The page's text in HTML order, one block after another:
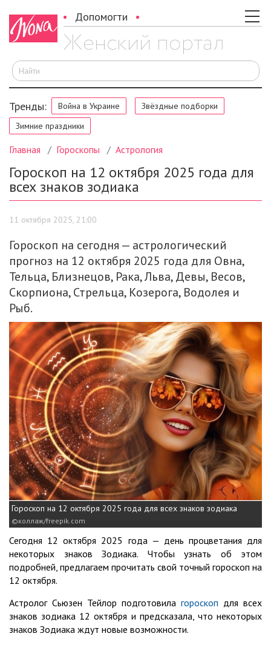
Допомогти
Тренды: Война в Украине
Звёздные подборки
Зимние праздники
Главная Гороскопы Астрология
Гороскоп на 12 октября 2025 года для
всех знаков зодиака
11 октября 2025, 21:00
Гороскоп на сегодня — астрологический
прогноз на 12 октября 2025 года для Овна,
Тельца, Близнецов, Рака, Льва, Девы, Весов,
Скорпиона, Стрельца, Козерога, Водолея и
Рыб.
Гороскоп на 12 октября 2025 года для всех знаков зодиака
коллаж/freepik.com
Сегодня 12 октября 2025 года — день процветания для
некоторых знаков Зодиака. Чтобы узнать об этом
подробней, предлагаем прочитать свой точный гороскоп на
12 октября.
Астролог Сьюзен Тейлор подготовила гороскоп для всех
знаков зодиака 12 октября и предсказала, что некоторых
знаков Зодиака ждут новые возможности.